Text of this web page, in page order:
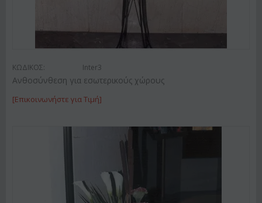
ΚΩΔΙΚΟΣ: Inter3
Ανθοσύνθεση για εσωτερικούς χώρους
[Επικοινωνήστε για Τιμή]